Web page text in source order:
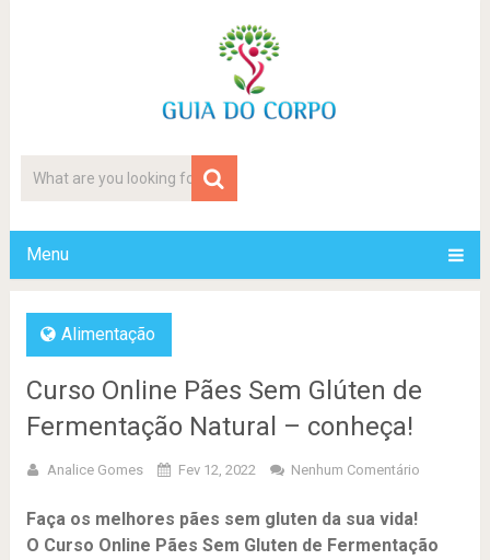
Menu
Alimentação
Curso Online Pães Sem Glúten de
Fermentação Natural – conheça!
Analice Gomes Fev 12, 2022 Nenhum Comentário
Faça os melhores pães sem gluten da sua vida!
O Curso Online Pães Sem Gluten de Fermentação